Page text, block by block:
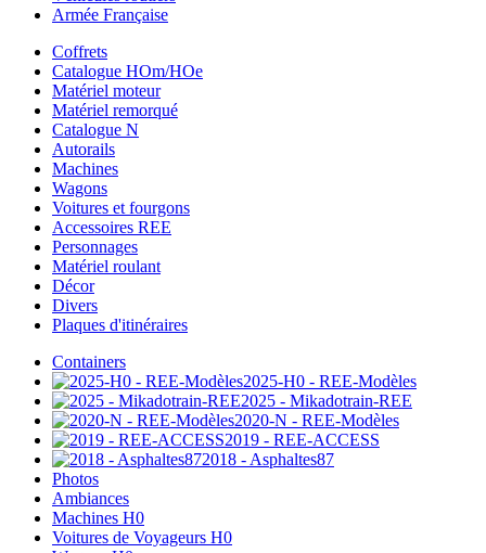
Armée Française
Coffrets
Catalogue HOm/HOe
Matériel moteur
Matériel remorqué
Catalogue N
Autorails
Machines
Wagons
Voitures et fourgons
Accessoires REE
Personnages
Matériel roulant
Décor
Divers
Plaques d'itinéraires
Containers
2025-H0 - REE-Modèles
2025 - Mikadotrain-REE
2020-N - REE-Modèles
2019 - REE-ACCESS
2018 - Asphaltes87
Photos
Ambiances
Machines H0
Voitures de Voyageurs H0